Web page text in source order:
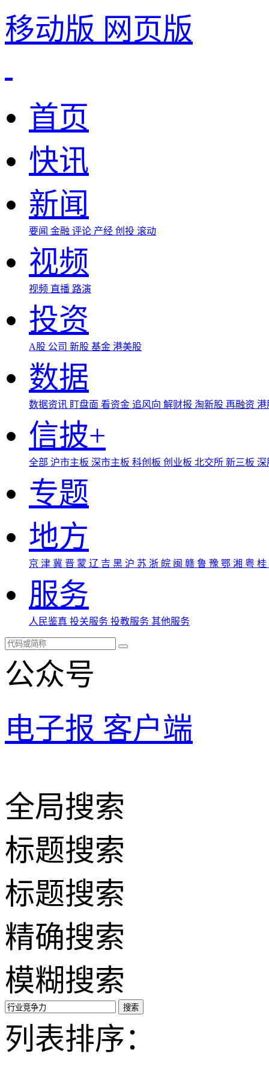
移动版 网页版
首页
快讯
新闻
要闻 金融 评论 产经 创投 滚动
视频
视频 直播 路演
投资
A股 公司 新股 基金 港美股
数据
数据资讯 盯盘面 看资金 追风向 解财报 淘新股 再融资
信披+
全部 沪市主板 深市主板 科创板 创业板 北交所 新三板
专题
地方
京 津 冀 晋 蒙 辽 吉 黑 沪 苏 浙 皖 闽 赣 鲁 豫 鄂 湘 粤 桂
服务
人民鉴真 投关服务 投教服务 其他服务
公众号
电子报 客户端
全局搜索
标题搜索
标题搜索
精确搜索
模糊搜索
搜索
列表排序：